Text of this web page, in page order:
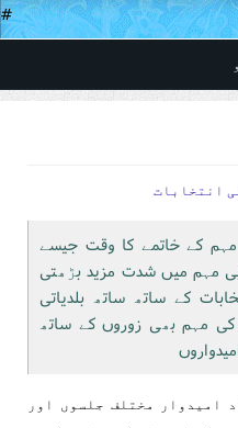
#
انتخابات
مہم کے خاتمے کا وقت جیسے
مہم میں شدت مزید بڑھتی
کے ساتھ ساتھ بلدیاتی
کی مہم بھی زوروں کے ساتھ
امیدوار مختلف جلسوں اور